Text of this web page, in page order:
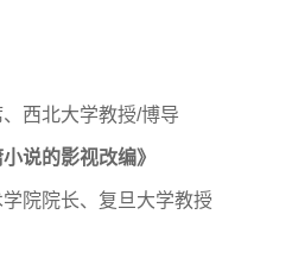
西北大学教授/博导
说的影视改编》
院院长、复旦大学教授